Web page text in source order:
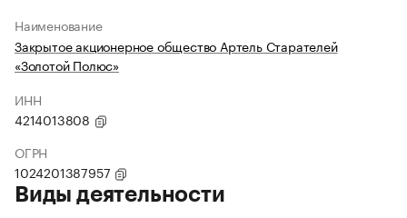
Наименование
Закрытое акционерное общество Артель Старателей
«Золотой Полюс»
ИНН
4214013808
ОГРН
1024201387957
Виды деятельности